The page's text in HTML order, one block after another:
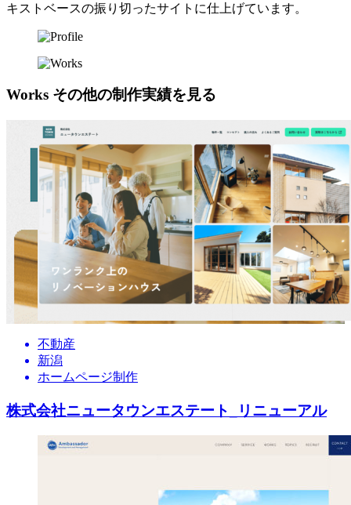
キストベースの振り切ったサイトに仕上げています。
Works その他の制作実績を見る
不動産
新潟
ホームページ制作
株式会社ニュータウンエステート_リニューアル